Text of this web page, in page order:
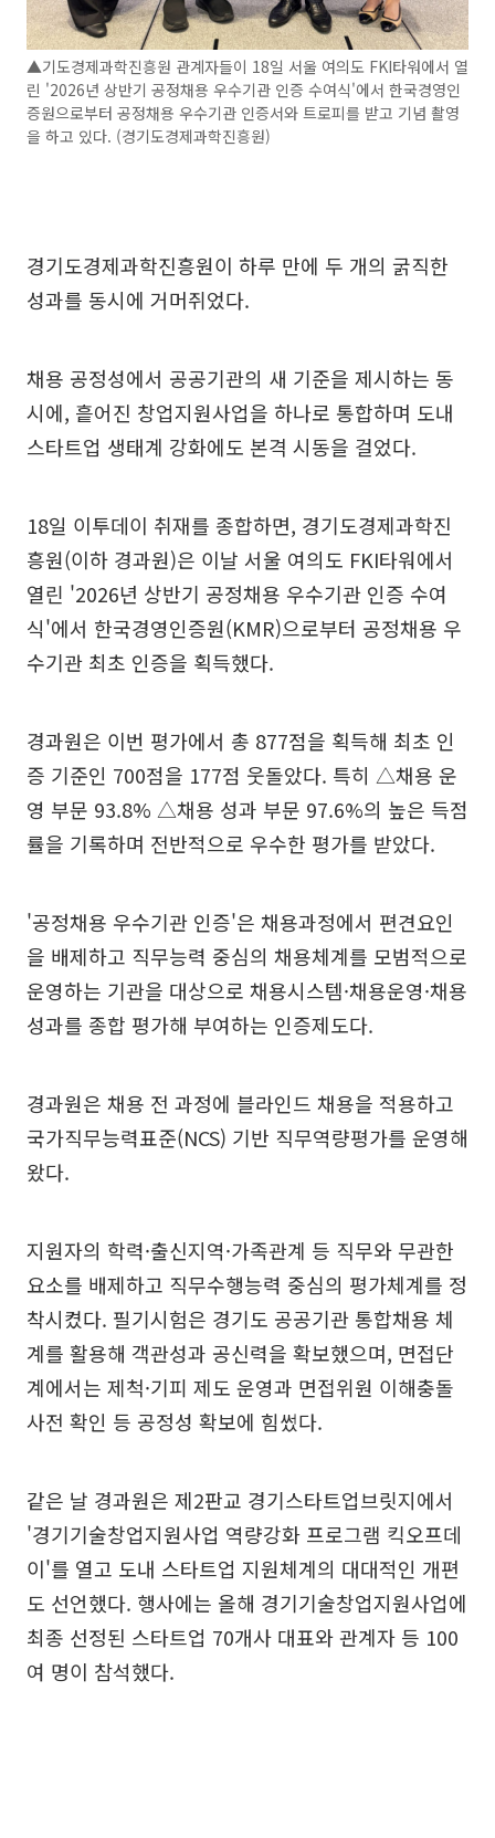
▲기도경제과학진흥원 관계자들이 18일 서울 여의도 FKI타워에서 열
린 '2026년 상반기 공정채용 우수기관 인증 수여식'에서 한국경영인
증원으로부터 공정채용 우수기관 인증서와 트로피를 받고 기념 촬영
을 하고 있다. (경기도경제과학진흥원)
경기도경제과학진흥원이 하루 만에 두 개의 굵직한
성과를 동시에 거머쥐었다.
채용 공정성에서 공공기관의 새 기준을 제시하는 동
시에, 흩어진 창업지원사업을 하나로 통합하며 도내
스타트업 생태계 강화에도 본격 시동을 걸었다.
18일 이투데이 취재를 종합하면, 경기도경제과학진
흥원(이하 경과원)은 이날 서울 여의도 FKI타워에서
열린 '2026년 상반기 공정채용 우수기관 인증 수여
식'에서 한국경영인증원(KMR)으로부터 공정채용 우
수기관 최초 인증을 획득했다.
경과원은 이번 평가에서 총 877점을 획득해 최초 인
증 기준인 700점을 177점 웃돌았다. 특히 △채용 운
영 부문 93.8% △채용 성과 부문 97.6%의 높은 득점
률을 기록하며 전반적으로 우수한 평가를 받았다.
'공정채용 우수기관 인증'은 채용과정에서 편견요인
을 배제하고 직무능력 중심의 채용체계를 모범적으로
운영하는 기관을 대상으로 채용시스템·채용운영·채용
성과를 종합 평가해 부여하는 인증제도다.
경과원은 채용 전 과정에 블라인드 채용을 적용하고
국가직무능력표준(NCS) 기반 직무역량평가를 운영해
왔다.
지원자의 학력·출신지역·가족관계 등 직무와 무관한
요소를 배제하고 직무수행능력 중심의 평가체계를 정
착시켰다. 필기시험은 경기도 공공기관 통합채용 체
계를 활용해 객관성과 공신력을 확보했으며, 면접단
계에서는 제척·기피 제도 운영과 면접위원 이해충돌
사전 확인 등 공정성 확보에 힘썼다.
같은 날 경과원은 제2판교 경기스타트업브릿지에서
'경기기술창업지원사업 역량강화 프로그램 킥오프데
이'를 열고 도내 스타트업 지원체계의 대대적인 개편
도 선언했다. 행사에는 올해 경기기술창업지원사업에
최종 선정된 스타트업 70개사 대표와 관계자 등 100
여 명이 참석했다.